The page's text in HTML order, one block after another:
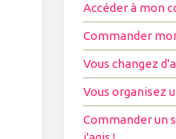
Accéder à mon
Commander
Vous changez
Vous organisez
Commander